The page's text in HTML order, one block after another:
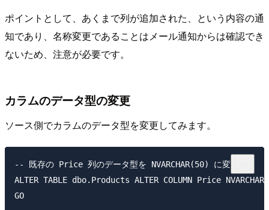
ポイントとして、あくまで列が追加された、という内容の通
知であり、名称変更であることはメール通知からは確認でき
ないため、注意が必要です。
カラムのデータ型の変更
ソース側でカラムのデータ型を変更してみます。
-- 既存の Price 列のデータ型を NVARCHAR(50) に変更
ALTER TABLE dbo.Products ALTER COLUMN Price